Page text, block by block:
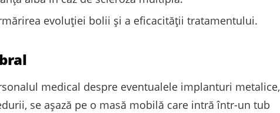
evoluției bolii și a eficacității tratamentului.
medical despre eventualele implanturi metalice,
se așază pe o masă mobilă care intră într-un tub